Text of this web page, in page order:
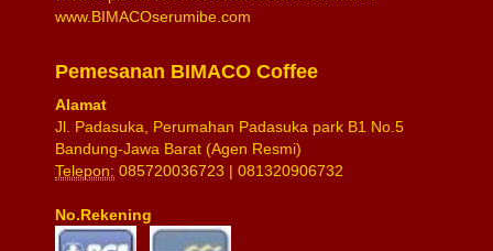
www.BIMACOserumibe.com
Pemesanan BIMACO Coffee
Alamat
Jl. Padasuka, Perumahan Padasuka park B1 No.5
Bandung-Jawa Barat (Agen Resmi)
Telepon: 085720036723 | 081320906732
No.Rekening